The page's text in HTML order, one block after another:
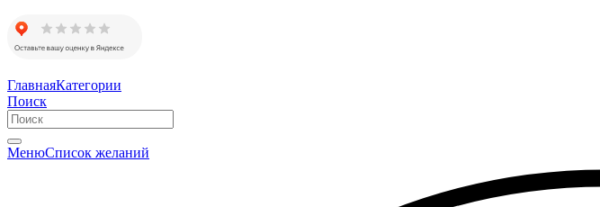
ГлавнаяКатегории
Поиск
МенюСписок желаний